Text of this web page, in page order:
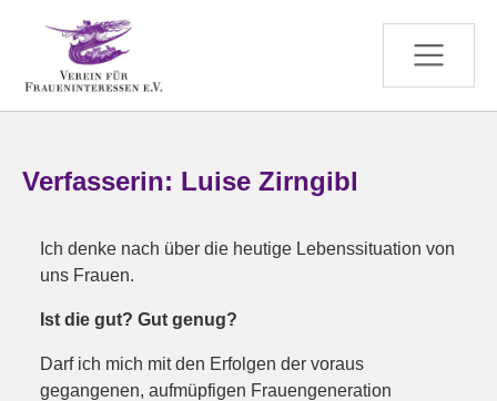
Verfasserin: Luise Zirngibl
Ich denke nach über die heutige Lebenssituation von
uns Frauen.
Ist die gut? Gut genug?
Darf ich mich mit den Erfolgen der voraus
gegangenen, aufmüpfigen Frauengeneration